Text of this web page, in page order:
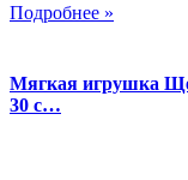
Подробнее »
Мягкая игрушка
30 с…